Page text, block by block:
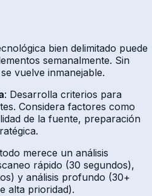
bien delimitado puede
semanalmente. Sin
vuelve inmanejable.
: Desarrolla criterios para
Considera factores como
de la fuente, preparación
merece un análisis
rápido (30 segundos),
y análisis profundo (30+
alta prioridad).